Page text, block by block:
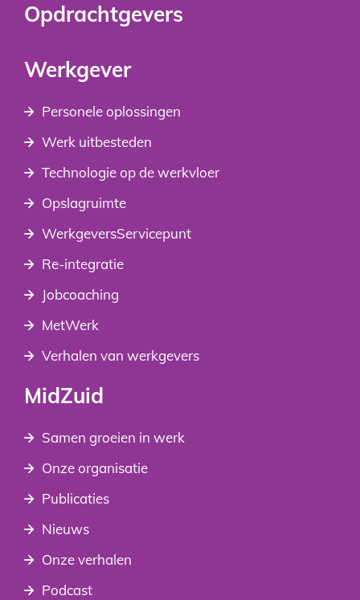
Opdrachtgevers
Werkgever
Personele oplossingen
Werk uitbesteden
Technologie op de werkvloer
Opslagruimte
WerkgeversServicepunt
Re-integratie
Jobcoaching
MetWerk
Verhalen van werkgevers
MidZuid
Samen groeien in werk
Onze organisatie
Publicaties
Nieuws
Onze verhalen
Podcast